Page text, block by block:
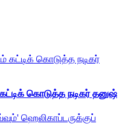
கொடுத்த நடிகர் தனுஷ்